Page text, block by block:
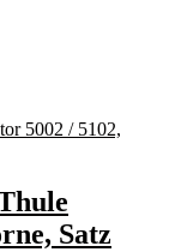
Satz